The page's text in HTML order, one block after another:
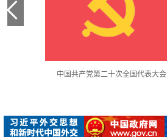
中国共产党第二十次全国代表大会